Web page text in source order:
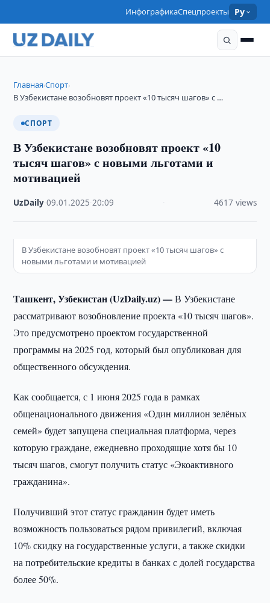
ИнфографикаСпецпроекты Ру
Главная›Спорт›
В Узбекистане возобновят проект «10 тысяч шагов» с …
СПОРТ
В Узбекистане возобновят проект «10
тысяч шагов» с новыми льготами и
мотивацией
UzDaily ·09.01.2025 ·20:09 4617 views
В Узбекистане возобновят проект «10 тысяч шагов» с
новыми льготами и мотивацией
Ташкент, Узбекистан (UzDaily.uz) —В Узбекистане
рассматривают возобновление проекта «10 тысяч шагов».
Это предусмотрено проектом государственной
программы на 2025 год, который был опубликован для
общественного обсуждения.
Как сообщается, с 1 июня 2025 года в рамках
общенационального движения «Один миллион зелёных
семей» будет запущена специальная платформа, через
которую граждане, ежедневно проходящие хотя бы 10
тысяч шагов, смогут получить статус «Экоактивного
гражданина».
Получивший этот статус гражданин будет иметь
возможность пользоваться рядом привилегий, включая
10% скидку на государственные услуги, а также скидки
на потребительские кредиты в банках с долей государства
более 50%.